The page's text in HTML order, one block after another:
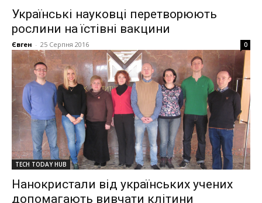
Українські науковці перетворюють
рослини на їстівні вакцини
Євген - 25 Серпня 2016 0
TECH TODAY HUB
Нанокристали від українських учених
допомагають вивчати клітини